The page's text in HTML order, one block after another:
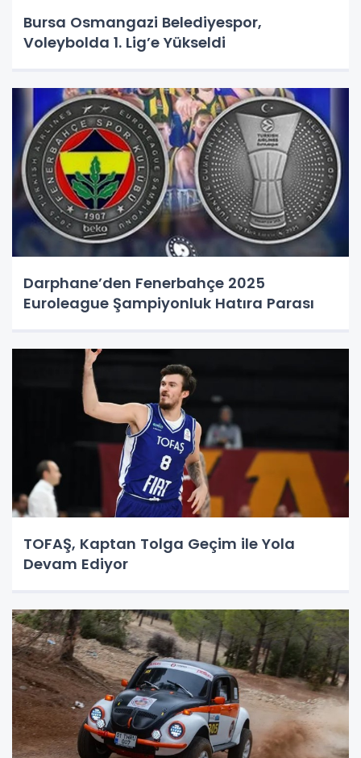
Bursa Osmangazi Belediyespor,
Voleybolda 1. Lig’e Yükseldi
Darphane’den Fenerbahçe 2025
Euroleague Şampiyonluk Hatıra Parası
TOFAŞ, Kaptan Tolga Geçim ile Yola
Devam Ediyor